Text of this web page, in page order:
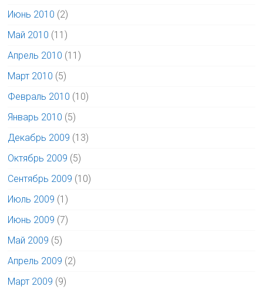
Июнь 2010 (2)
Май 2010 (11)
Апрель 2010 (11)
Март 2010 (5)
Февраль 2010 (10)
Январь 2010 (5)
Декабрь 2009 (13)
Октябрь 2009 (5)
Сентябрь 2009 (10)
Июль 2009 (1)
Июнь 2009 (7)
Май 2009 (5)
Апрель 2009 (2)
Март 2009 (9)